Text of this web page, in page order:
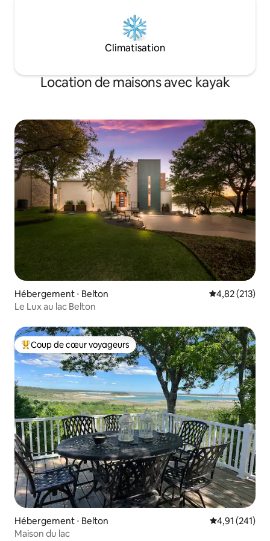
Climatisation
Location de maisons avec kayak
Hébergement ⋅ Belton Évaluation
4,82 (213)
Le Lux au lac Belton
Coups de cœur voyageurs les plus appréciés
Coup de cœur voyageurs
Hébergement ⋅ Belton Évaluation
4,91 (241)
Maison du lac